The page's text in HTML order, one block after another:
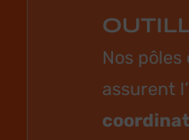
Nos pôles
assurent l’